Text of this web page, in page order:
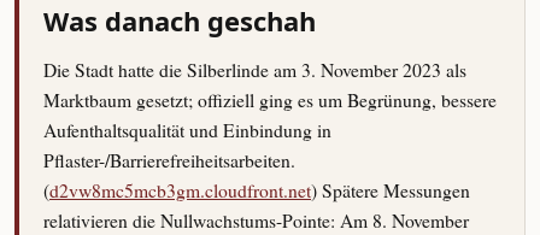
Was danach geschah
Die Stadt hatte die Silberlinde am 3. November 2023 als
Marktbaum gesetzt; offiziell ging es um Begrünung, bessere
Aufenthaltsqualität und Einbindung in
Pflaster-/Barrierefreiheitsarbeiten.
(d2vw8mc5mcb3gm.cloudfront.net) Spätere Messungen
relativieren die Nullwachstums-Pointe: Am 8. November